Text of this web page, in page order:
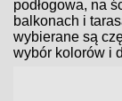
podłogowa, na
balkonach i
wybierane są
wybór kolorów i